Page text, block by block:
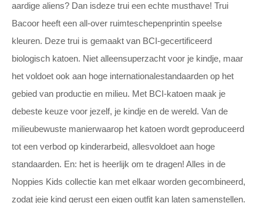
aardige aliens? Dan isdeze trui een echte musthave! Trui
Bacoor heeft een all-over ruimteschepenprintin speelse
kleuren. Deze trui is gemaakt van BCI-gecertificeerd
biologisch katoen. Niet alleensuperzacht voor je kindje, maar
het voldoet ook aan hoge internationalestandaarden op het
gebied van productie en milieu. Met BCI-katoen maak je
debeste keuze voor jezelf, je kindje en de wereld. Van de
milieubewuste manierwaarop het katoen wordt geproduceerd
tot een verbod op kinderarbeid, allesvoldoet aan hoge
standaarden. En: het is heerlijk om te dragen! Alles in de
Noppies Kids collectie kan met elkaar worden gecombineerd,
zodat jeje kind gerust een eigen outfit kan laten samenstellen.